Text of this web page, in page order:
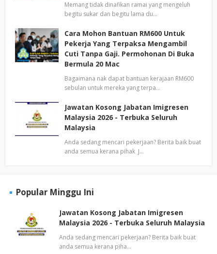
Memang tidak dinafikan ramai yang mengeluh
begitu sukar dan begitu lama du…
Cara Mohon Bantuan RM600 Untuk
Pekerja Yang Terpaksa Mengambil
Cuti Tanpa Gaji. Permohonan Di Buka
Bermula 20 Mac
Bagaimana nak dapat bantuan kerajaan RM600
sebulan untuk mereka yang terpa…
Jawatan Kosong Jabatan Imigresen
Malaysia 2026 - Terbuka Seluruh
Malaysia
Anda sedang mencari pekerjaan? Berita baik buat
anda semua kerana pihak J…
Popular Minggu Ini
Jawatan Kosong Jabatan Imigresen
Malaysia 2026 - Terbuka Seluruh Malaysia
Anda sedang mencari pekerjaan? Berita baik buat
anda semua kerana piha…